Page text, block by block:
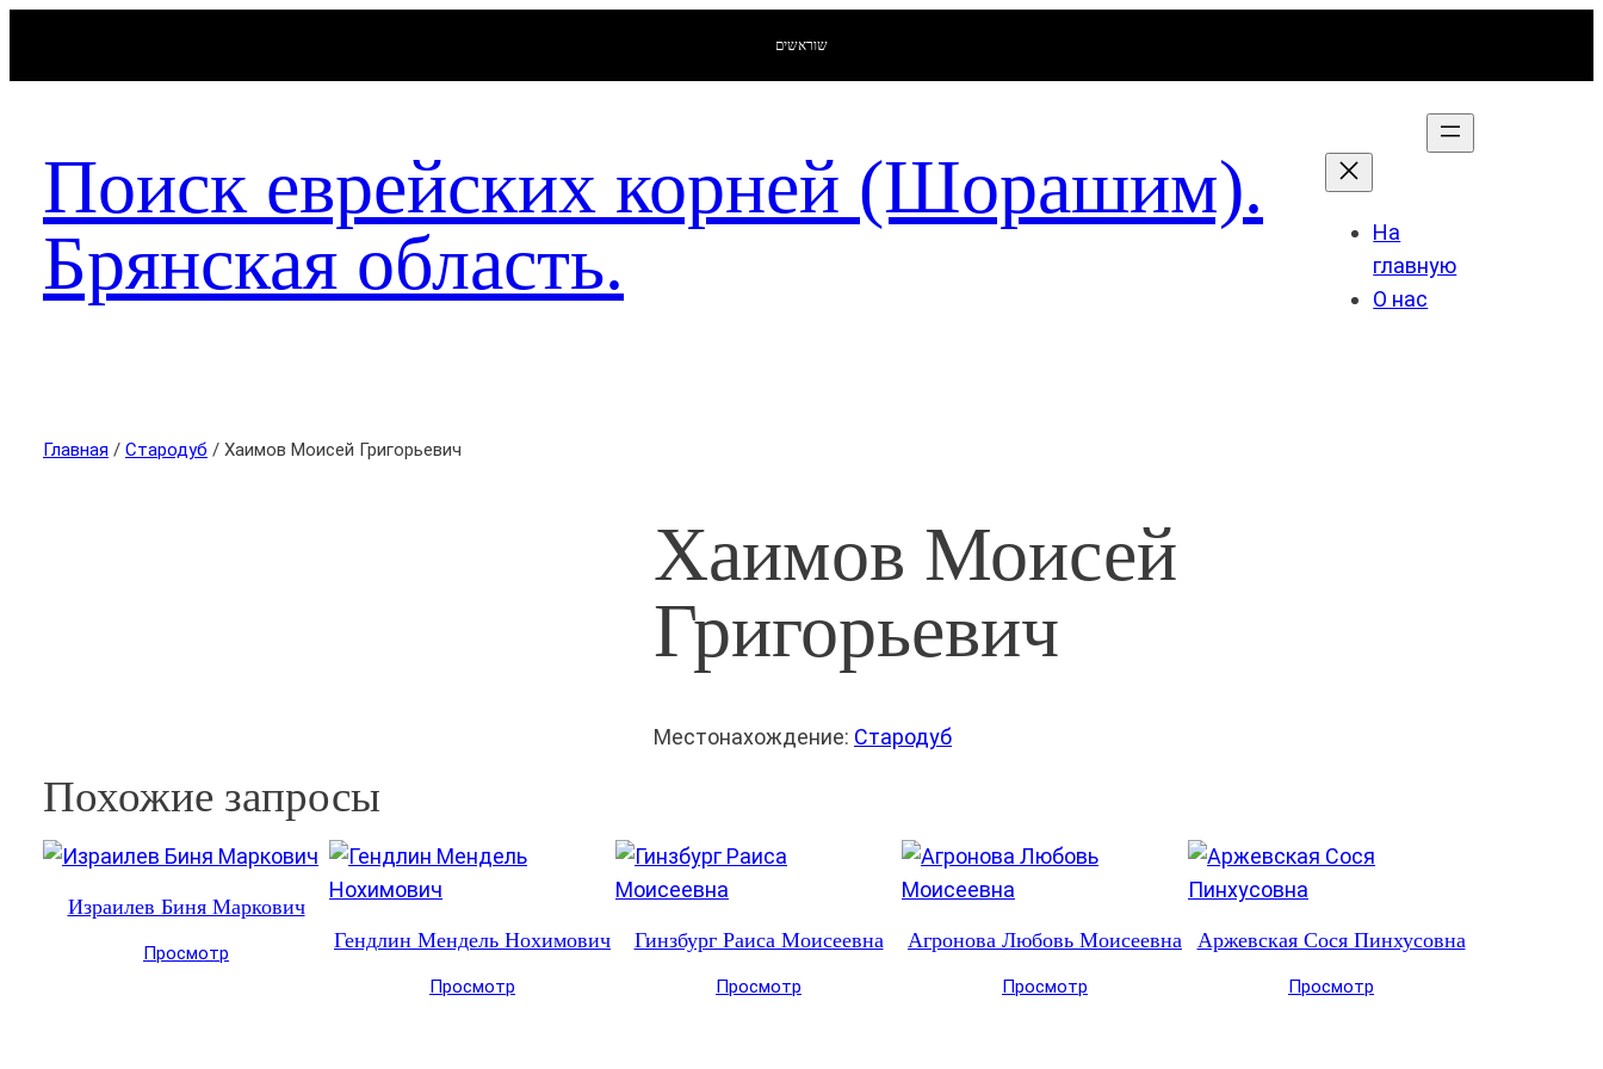
שוראשים
Поиск еврейских корней (Шорашим).
Брянская область.
На
главную
О нас
Главная / Стародуб / Хаимов Моисей Григорьевич
Хаимов Моисей
Григорьевич
Местонахождение: Стародуб
Похожие запросы
Израилев Биня Маркович
Просмотр
Гендлин Мендель Нохимович
Просмотр
Гинзбург Раиса Моисеевна
Просмотр
Агронова Любовь Моисеевна
Просмотр
Аржевская Сося Пинхусовна
Просмотр